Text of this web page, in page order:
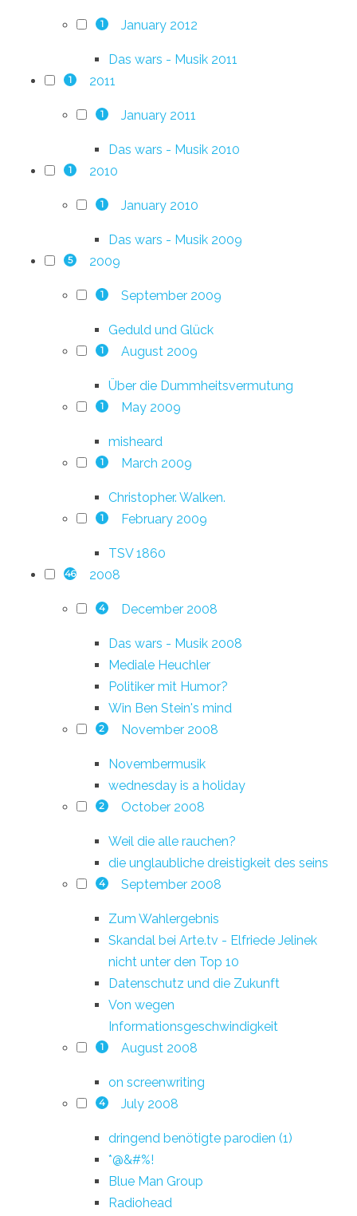
1 January 2012
Das wars - Musik 2011
1 2011
1 January 2011
Das wars - Musik 2010
1 2010
1 January 2010
Das wars - Musik 2009
5 2009
1 September 2009
Geduld und Glück
1 August 2009
Über die Dummheitsvermutung
1 May 2009
misheard
1 March 2009
Christopher. Walken.
1 February 2009
TSV 1860
46 2008
4 December 2008
Das wars - Musik 2008
Mediale Heuchler
Politiker mit Humor?
Win Ben Stein's mind
2 November 2008
Novembermusik
wednesday is a holiday
2 October 2008
Weil die alle rauchen?
die unglaubliche dreistigkeit des seins
4 September 2008
Zum Wahlergebnis
Skandal bei Arte.tv - Elfriede Jelinek
nicht unter den Top 10
Datenschutz und die Zukunft
Von wegen
Informationsgeschwindigkeit
1 August 2008
on screenwriting
4 July 2008
dringend benötigte parodien (1)
*@&#%!
Blue Man Group
Radiohead